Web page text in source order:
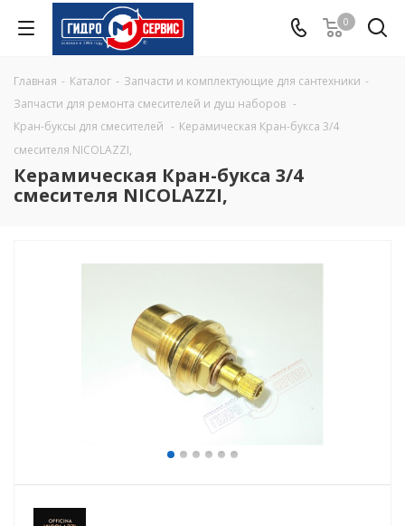
0
Главная - Каталог - Запчасти и комплектующие для сантехники -
Запчасти для ремонта смесителей и душ наборов -
Кран-буксы для смесителей - Керамическая Кран-букса 3/4
смесителя NICOLAZZI,
Керамическая Кран-букса 3/4
смесителя NICOLAZZI,